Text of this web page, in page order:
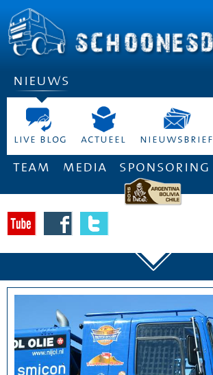
nieuws
live blog actueel nieuwsbrief
team media sponsoring